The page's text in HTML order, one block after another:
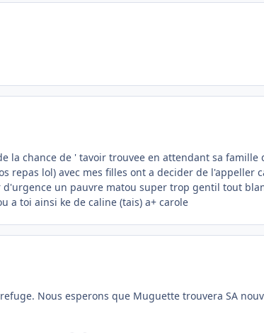
la chance de ' tavoir trouvee en attendant sa
repas lol) avec mes filles ont a decider de l'appeller
un pauvre matou super trop gentil tout
a toi ainsi ke de caline (tais) a+ carole
Nous esperons que Muguette trouvera SA